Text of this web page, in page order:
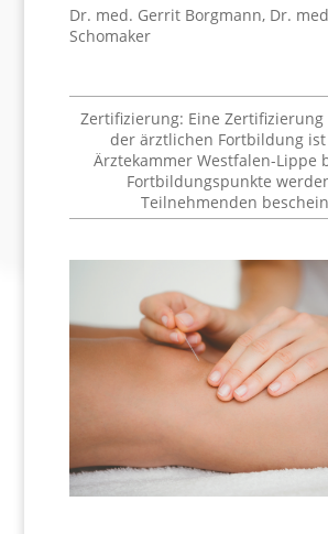
Dr. med. Gerrit Borgmann, Dr.
Schomaker
Zertifizierung: Eine Zertifizierung
der ärztlichen Fortbildung
Ärztekammer Westfalen-Lippe
Fortbildungspunkte
Teilnehmenden